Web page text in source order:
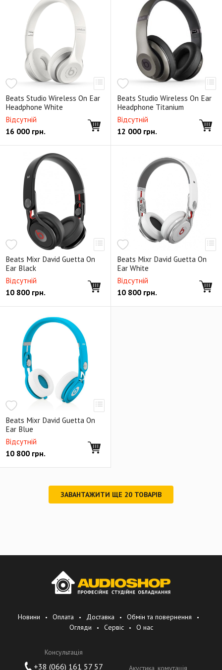
Beats Studio Wireless On Ear
Headphone White
Відсутній
16 000 грн.
Beats Studio Wireless On Ear
Headphone Titanium
Відсутній
12 000 грн.
Beats Mixr David Guetta On
Ear Black
Відсутній
10 800 грн.
Beats Mixr David Guetta On
Ear White
Відсутній
10 800 грн.
Beats Mixr David Guetta On
Ear Blue
Відсутній
10 800 грн.
ЗАВАНТАЖИТИ ЩЕ 20 ТОВАРІВ
Новини Оплата Доставка
Обмін та повернення
Огляди
Сервіс О нас
Консультація
+38 (066) 161 57 57 Акустика, комутація